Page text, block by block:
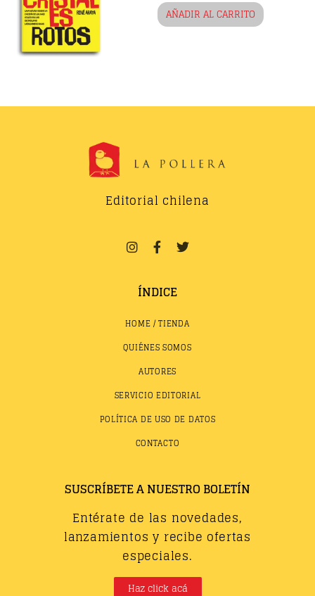
AÑADIR AL CARRITO
Editorial chilena
ÍNDICE
HOME / TIENDA
QUIÉNES SOMOS
AUTORES
SERVICIO EDITORIAL
POLÍTICA DE USO DE DATOS
CONTACTO
SUSCRÍBETE A NUESTRO BOLETÍN
Entérate de las novedades,
lanzamientos y recibe ofertas
especiales.
Haz click acá